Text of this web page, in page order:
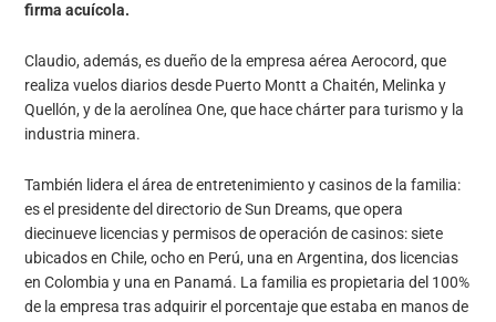
firma acuícola.
Claudio, además, es dueño de la empresa aérea Aerocord, que
realiza vuelos diarios desde Puerto Montt a Chaitén, Melinka y
Quellón, y de la aerolínea One, que hace chárter para turismo y la
industria minera.
También lidera el área de entretenimiento y casinos de la familia:
es el presidente del directorio de Sun Dreams, que opera
diecinueve licencias y permisos de operación de casinos: siete
ubicados en Chile, ocho en Perú, una en Argentina, dos licencias
en Colombia y una en Panamá. La familia es propietaria del 100%
de la empresa tras adquirir el porcentaje que estaba en manos de